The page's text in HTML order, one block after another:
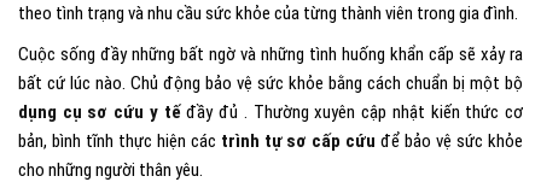
theo tình trạng và nhu cầu sức khỏe của từng thành viên trong gia đình.
Cuộc sống đầy những bất ngờ và những tình huống khẩn cấp sẽ xảy ra
bất cứ lúc nào. Chủ động bảo vệ sức khỏe bằng cách chuẩn bị một bộ
dụng cụ sơ cứu y tếđầy đủ . Thường xuyên cập nhật kiến thức cơ
bản, bình tĩnh thực hiện các trình tự sơ cấp cứu để bảo vệ sức khỏe
cho những người thân yêu.